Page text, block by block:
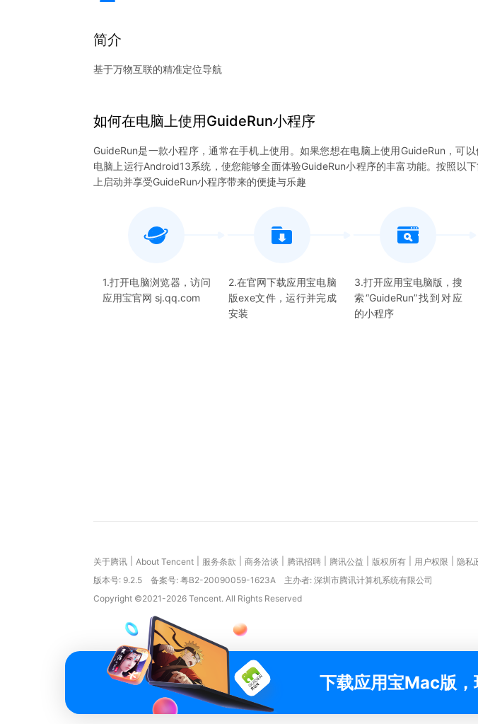
简介
基于万物互联的精准定位导航
如何在电脑上使用GuideRun小程序
GuideRun是一款小程序，通常在手机上使用。如果您想在电脑上使用GuideRun，可
电脑上运行Android13系统，使您能够全面体验GuideRun小程序的丰富功能。按照以
上启动并享受GuideRun小程序带来的便捷与乐趣
1.打开电脑浏览器，访问
应用宝官网 sj.qq.com
2.在官网下载应用宝电脑
版exe文件，运行并完成
安装
3.打开应用宝电脑版，搜
索“GuideRun”找到对应
的小程序
关于腾讯 About Tencent 服务条款 商务洽谈 腾讯招聘 腾讯公益 版权所有 用户权限 隐私
版本号: 9.2.5 备案号: 粤B2-20090059-1623A
主办者: 深圳市腾讯计算机系统有限公司
Copyright ©2021-2026 Tencent. All Rights Reserved
下载应用宝Mac版